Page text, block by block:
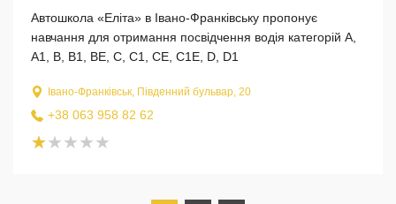
Автошкола «Еліта» в Івано-Франківську пропонує
навчання для отримання посвідчення водія категорій A,
A1, B, B1, BE, C, C1, CE, C1E, D, D1
Івано-Франківськ, Південний бульвар, 20
+38 063 958 82 62